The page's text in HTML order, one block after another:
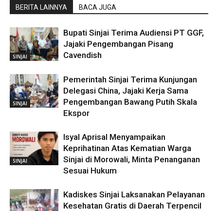
BERITA LAINNYA BACA JUGA
SINJAI
Bupati Sinjai Terima Audiensi PT GGF,
Jajaki Pengembangan Pisang
Cavendish
SINJAI
Pemerintah Sinjai Terima Kunjungan
Delegasi China, Jajaki Kerja Sama
Pengembangan Bawang Putih Skala
Ekspor
SINJAI
Isyal Aprisal Menyampaikan
Keprihatinan Atas Kematian Warga
Sinjai di Morowali, Minta Penanganan
Sesuai Hukum
Kadiskes Sinjai Laksanakan Pelayanan
Kesehatan Gratis di Daerah Terpencil